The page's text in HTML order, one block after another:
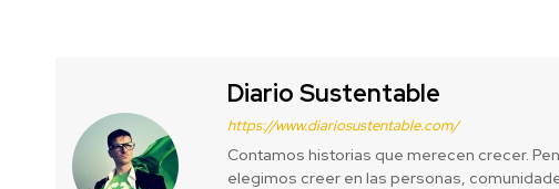
Diario Sustentable
https://www.diariosustentable.com/
Contamos historias que merecen crecer.
elegimos creer en las personas,